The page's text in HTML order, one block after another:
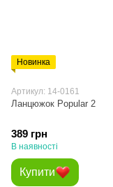
Новинка
Артикул: 14-0161
Ланцюжок Popular 2
389 грн
В наявності
Купити